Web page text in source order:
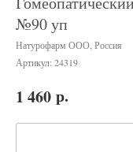
№90 уп
Натурофарм ООО, Россия
Артикул: 24319
1 460 р.